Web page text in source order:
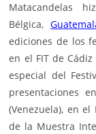
Matacandelas
Bélgica,
ediciones de los
en el FIT de
especial del
presentaciones
(Venezuela), en
de la Muestra